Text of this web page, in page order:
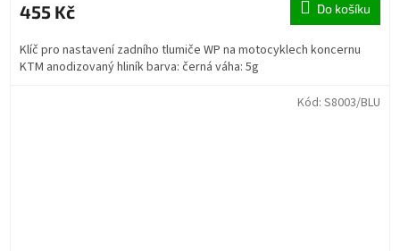
455 Kč Do košíku
Klíč pro nastavení zadního tlumiče WP na motocyklech koncernu
KTM anodizovaný hliník barva: černá váha: 5g
Kód: S8003/BLU